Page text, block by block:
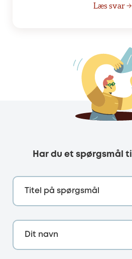
Læs svar →
Har du et spørgsmål
Titel på spørgsmål
Dit navn